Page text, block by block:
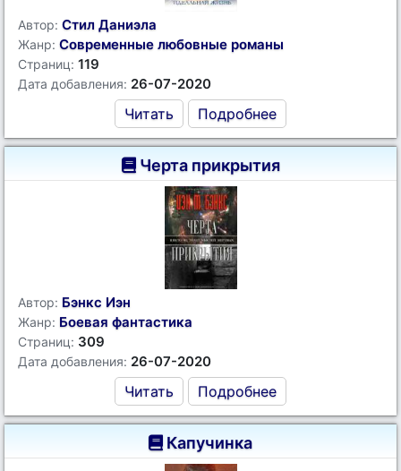
Автор: Стил Даниэла
Жанр: Современные любовные романы
Страниц: 119
Дата добавления: 26-07-2020
Читать Подробнее
Черта прикрытия
Автор: Бэнкс Иэн
Жанр: Боевая фантастика
Страниц: 309
Дата добавления: 26-07-2020
Читать Подробнее
Капучинка